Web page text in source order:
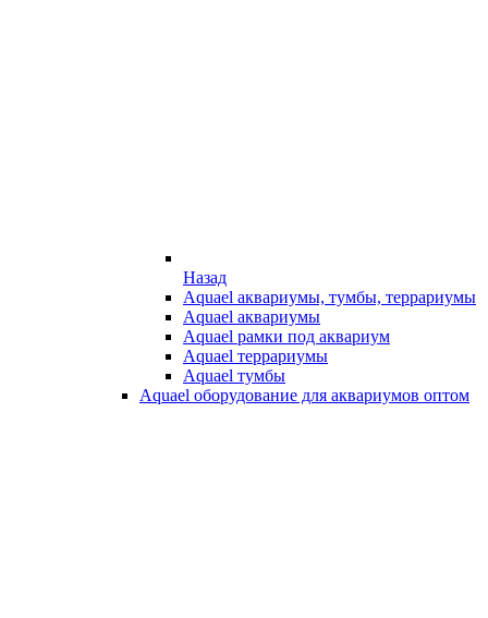
Назад
Aquael аквариумы, тумбы, террариумы
Aquael аквариумы
Aquael рамки под аквариум
Aquael террариумы
Aquael тумбы
Aquael оборудование для аквариумов оптом